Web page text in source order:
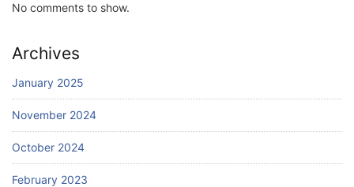
No comments to show.
Archives
January 2025
November 2024
October 2024
February 2023